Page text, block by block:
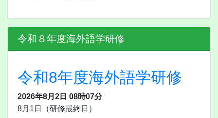
令和８年度海外語学研修
令和8年度海外語学研修
2026年8月2日 08時07分
8月1日（研修最終日）